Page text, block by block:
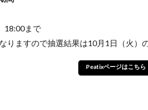
18:00まで
りますので抽選結果は10月1日（火）
Peatixページはこちら